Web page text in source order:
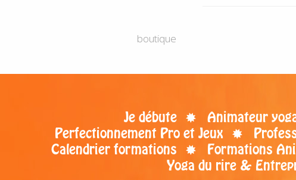
boutique
Je débute Animateur
Perfectionnement Pro et Jeux
Calendrier formations
Formations
Yoga du rire &